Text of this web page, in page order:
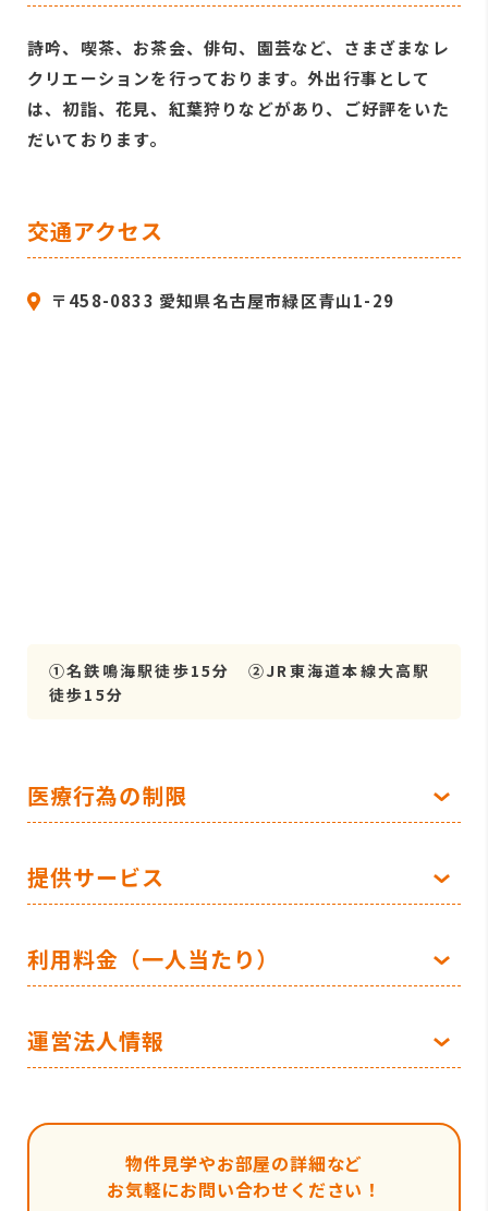
詩吟、喫茶、お茶会、俳句、園芸など、さまざまなレ
クリエーションを行っております。外出行事として
は、初詣、花見、紅葉狩りなどがあり、ご好評をいた
だいております。
交通アクセス
〒458-0833 愛知県名古屋市緑区青山1-29
①名鉄鳴海駅徒歩15分 ②JR東海道本線大高駅
徒歩15分
医療行為の制限
提供サービス
利用料金（一人当たり）
運営法人情報
物件見学やお部屋の詳細など
お気軽にお問い合わせください！